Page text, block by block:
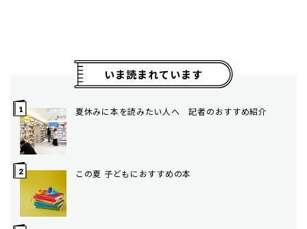
いま読まれています
夏休みに本を読みたい人へ 記者のおすすめ紹介
この夏 子どもにおすすめの本